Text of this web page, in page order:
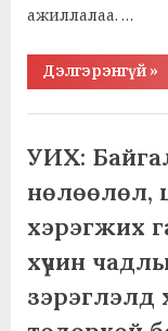
ажиллалаа. …
Дэлгэрэнгүй
25
»
Барилга, зам, дэд
Мөнгө, санхүү,
Үл хөдлөх хөрөнгө,
УИХ:
нөлөөлөл,
хэрэгжих
хүчин
зэрэглэлд